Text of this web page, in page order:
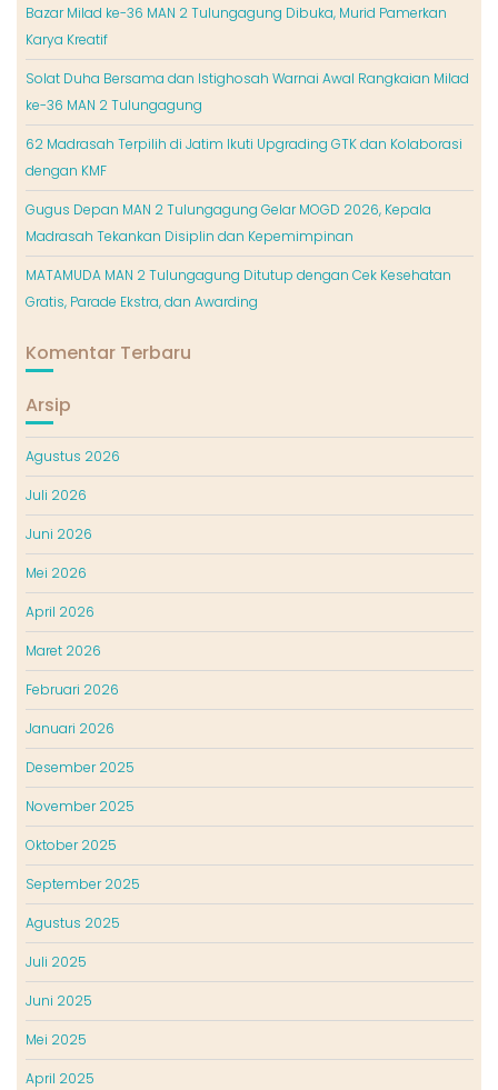
Bazar Milad ke-36 MAN 2 Tulungagung Dibuka, Murid Pamerkan
Karya Kreatif
Solat Duha Bersama dan Istighosah Warnai Awal Rangkaian Milad
ke-36 MAN 2 Tulungagung
62 Madrasah Terpilih di Jatim Ikuti Upgrading GTK dan Kolaborasi
dengan KMF
Gugus Depan MAN 2 Tulungagung Gelar MOGD 2026, Kepala
Madrasah Tekankan Disiplin dan Kepemimpinan
MATAMUDA MAN 2 Tulungagung Ditutup dengan Cek Kesehatan
Gratis, Parade Ekstra, dan Awarding
Komentar Terbaru
Arsip
Agustus 2026
Juli 2026
Juni 2026
Mei 2026
April 2026
Maret 2026
Februari 2026
Januari 2026
Desember 2025
November 2025
Oktober 2025
September 2025
Agustus 2025
Juli 2025
Juni 2025
Mei 2025
April 2025